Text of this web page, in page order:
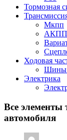
Тормозная
Мкпп
АКПП
Ходовая
Шины
Электрика
Все элементы
автомобиля